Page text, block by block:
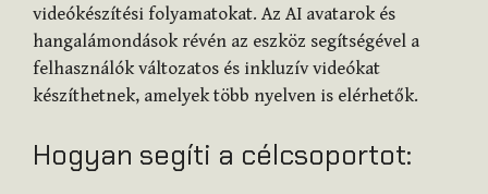
videókészítési folyamatokat. Az AI avatarok és
hangalámondások révén az eszköz segítségével a
felhasználók változatos és inkluzív videókat
készíthetnek, amelyek több nyelven is elérhetők.
Hogyan segíti a célcsoportot: